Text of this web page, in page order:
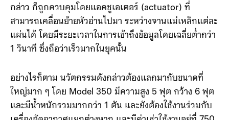
เบาะอากาศที่สร้างขึ้นจากแรงดันอากาศ (hydrostatic
bearing) เพื่อป้องกันการสัมผัสโดยตรง แล้วแขนกลดัง
กล่าว ก็ถูกควบคุมโดยแอคชูเอเตอร์ (actuator) ที่
สามารถเคลื่อนย้ายหัวอ่านไปมา ระหว่างจานแม่เหล็กแต่ละ
1 วินาที ซึ่งถือว่าเร็วมากในยุคนั้น
อย่างไรก็ตาม นวัตกรรมดังกล่าวต้องแลกมากับขนาดที่